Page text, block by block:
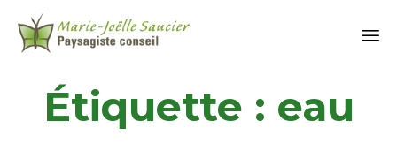
Étiquette : eau